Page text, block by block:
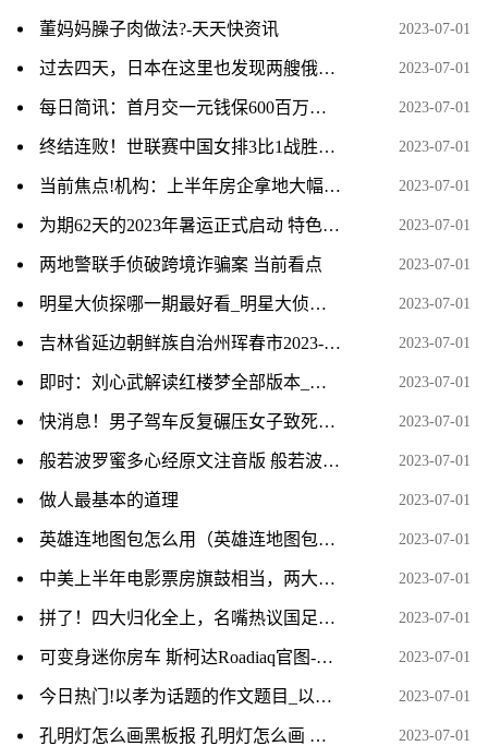
董妈妈臊子肉做法?-天天快资讯 2023-07-01
过去四天，日本在这里也发现两艘俄军舰 2023-07-01
每日简讯：首月交一元钱保600百万保险是真的吗？附众安保险医疗保险明细 2023-07-01
终结连败！世联赛中国女排3比1战胜韩国女排 2023-07-01
当前焦点!机构：上半年房企拿地大幅下降，央国企仍是重点城市拿地主力 2023-07-01
为期62天的2023年暑运正式启动 特色产品满足旅客出行需求_环球微速讯 2023-07-01
两地警联手侦破跨境诈骗案 当前看点 2023-07-01
明星大侦探哪一期最好看_明星大侦探邓伦哪一期 当前热闻 2023-07-01
吉林省延边朝鲜族自治州珲春市2023-06-22 07:53发布其它气象灾害黄色预警_天天热议 2023-07-01
即时：刘心武解读红楼梦全部版本_红楼梦抚慰了我的灵魂 2023-07-01
快消息！男子驾车反复碾压女子致死原因：案发前因离婚和财产激烈争吵！ 2023-07-01
般若波罗蜜多心经原文注音版 般若波罗蜜多心经注解 2023-07-01
做人最基本的道理 2023-07-01
英雄连地图包怎么用（英雄连地图包） 当前滚动 2023-07-01
中美上半年电影票房旗鼓相当，两大电影市场开启更激烈下半年 时讯 2023-07-01
拼了！四大归化全上，名嘴热议国足超强首发，人民日报发文打Call_全球要闻 2023-07-01
可变身迷你房车 斯柯达Roadiaq官图-当前热讯 2023-07-01
今日热门!以孝为话题的作文题目_以孝为话题的作文 2023-07-01
孔明灯怎么画黑板报 孔明灯怎么画 今日快讯 2023-07-01